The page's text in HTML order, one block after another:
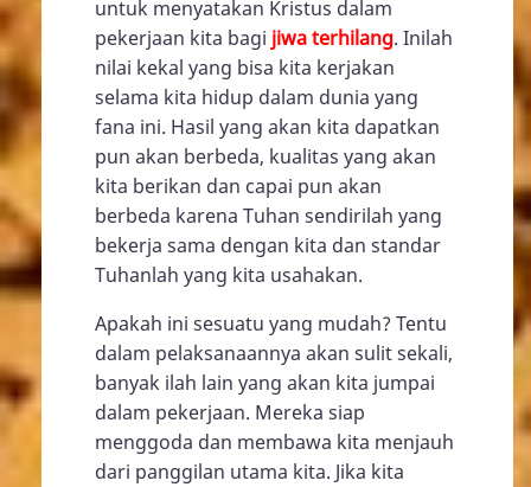
untuk menyatakan Kristus dalam
pekerjaan kita bagi jiwa terhilang. Inilah
nilai kekal yang bisa kita kerjakan
selama kita hidup dalam dunia yang
fana ini. Hasil yang akan kita dapatkan
pun akan berbeda, kualitas yang akan
kita berikan dan capai pun akan
berbeda karena Tuhan sendirilah yang
bekerja sama dengan kita dan standar
Tuhanlah yang kita usahakan.
Apakah ini sesuatu yang mudah? Tentu
dalam pelaksanaannya akan sulit sekali,
banyak ilah lain yang akan kita jumpai
dalam pekerjaan. Mereka siap
menggoda dan membawa kita menjauh
dari panggilan utama kita. Jika kita